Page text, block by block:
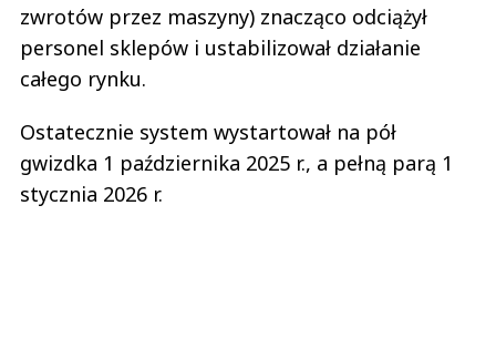
zwrotów przez maszyny) znacząco odciążył
personel sklepów i ustabilizował działanie
całego rynku.
Ostatecznie system wystartował na pół
gwizdka 1 października 2025 r., a pełną parą 1
stycznia 2026 r.